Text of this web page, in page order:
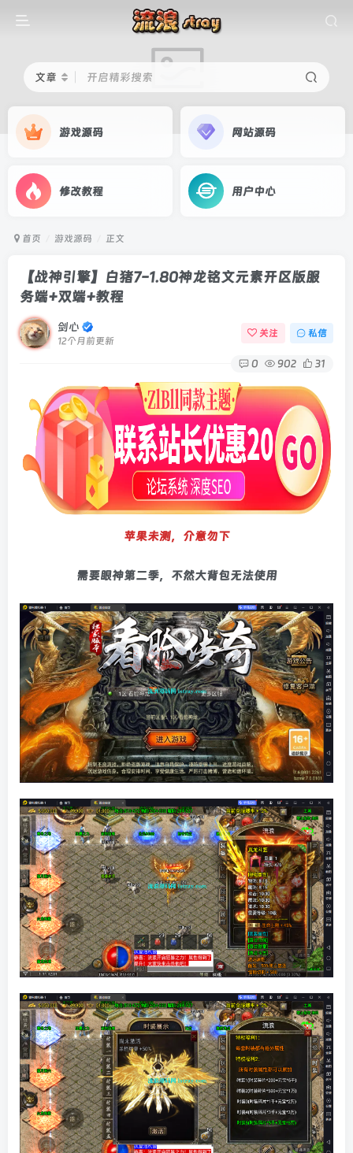
文章 开启精彩搜索
游戏源码 网站源码
修改教程 用户中心
首页 游戏源码 正文
【战神引擎】白猪7-1.80神龙铭文元素开区版服
务端+双端+教程
剑心
12个月前更新
关注 私信
0 902 31
苹果未测，介意勿下
需要眼神第二季，不然大背包无法使用